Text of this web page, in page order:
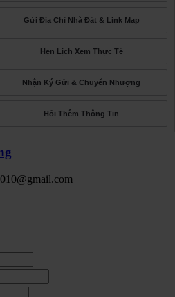
Gửi Địa Chỉ Nhà Đất & Link Map
Hẹn Lịch Xem Thực Tế
Nhận Ký Gửi & Chuyển Nhượng
Hỏi Thêm Thông Tin